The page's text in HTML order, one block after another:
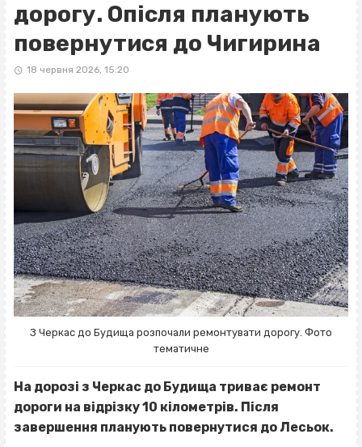
дорогу. Опісля планують
повернутися до Чигирина
18 червня 2026, 15:20
З Черкас до Будища розпочали ремонтувати дорогу. Фото
тематичне
На дорозі з Черкас до Будища триває ремонт
дороги на відрізку 10 кілометрів. Після
завершення планують повернутися до Лесьок.